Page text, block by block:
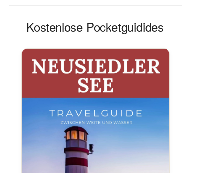
Kostenlose Pocketguidides